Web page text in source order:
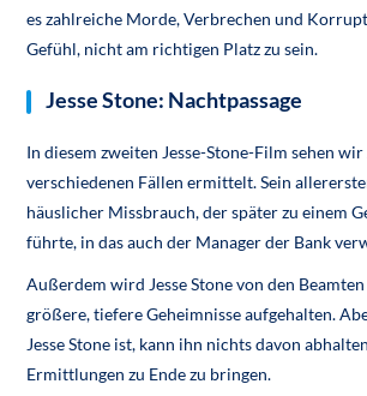
es zahlreiche Morde, Verbrechen und
Gefühl, nicht am richtigen Platz zu sein.
Jesse Stone: Nachtpassage
In diesem zweiten Jesse-Stone-Film sehen wir
verschiedenen Fällen ermittelt. Sein
häuslicher Missbrauch, der später zu einem
führte, in das auch der Manager der Bank
Außerdem wird Jesse Stone von den
größere, tiefere Geheimnisse aufgehalten.
Jesse Stone ist, kann ihn nichts davon
Ermittlungen zu Ende zu bringen.